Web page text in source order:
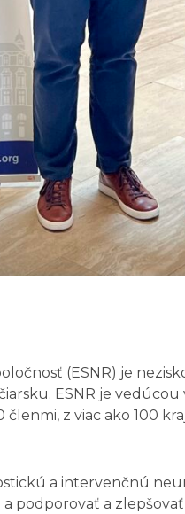
(ESNR) je
ESNR je
z viac ako 100
a intervenčnú
podporovať a